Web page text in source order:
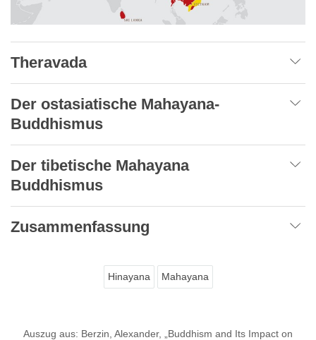
Theravada
Der ostasiatische Mahayana-
Buddhismus
Der tibetische Mahayana
Buddhismus
Zusammenfassung
Hinayana Mahayana
Auszug aus: Berzin, Alexander, „Buddhism and Its Impact on